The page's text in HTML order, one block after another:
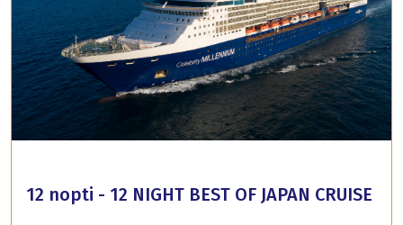
12 nopti - 12 NIGHT BEST OF JAPAN CRUISE